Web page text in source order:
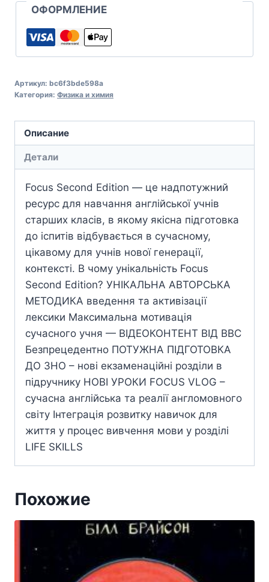
ОФОРМЛЕНИЕ
Артикул: bc6f3bde598a
Категория: Физика и химия
Описание
Детали
Focus Second Edition — це надпотужний
ресурс для навчання англійської учнів
старших класів, в якому якісна підготовка
до іспитів відбувається в сучасному,
цікавому для учнів нової генерації,
контексті. В чому унікальність Focus
Second Edition? УНІКАЛЬНА АВТОРСЬКА
МЕТОДИКА введення та активізації
лексики Максимальна мотивація
сучасного учня — ВІДЕОКОНТЕНТ ВІД ВВС
Безпрецедентно ПОТУЖНА ПІДГОТОВКА
ДО ЗНО – нові екзаменаційні розділи в
підручнику НОВІ УРОКИ FOCUS VLOG –
сучасна англійська та реалії англомовного
світу Інтеграція розвитку навичок для
життя у процес вивчення мови у розділі
LIFE SKILLS
Похожие